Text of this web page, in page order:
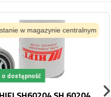
w magazynie centralnym
dostępność